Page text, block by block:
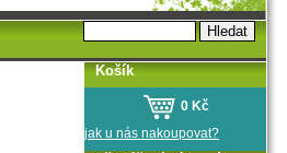
Košík
0 Kč
jak u nás nakoupovat?